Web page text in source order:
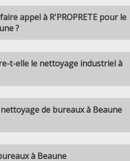
appel à R'PROPRETE pour le
?
t-elle le nettoyage industriel à
de bureaux à Beaune
à Beaune